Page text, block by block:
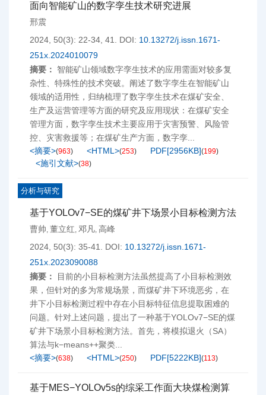
面向智能矿山的数字孪生技术研究进展
邢震
2024, 50(3): 22-34, 41.
DOI: 10.13272/j.issn.1671-
251x.2024010079
摘要：
智能矿山领域数字孪生技术的应用需面对较多复
杂性、特殊性的技术突破。阐述了数字孪生在智能矿山
领域的适用性，归纳梳理了数字孪生技术在煤矿安全、
生产及运营管理等方面的研究及应用现状：在煤矿安全
管理方面，数字孪生技术主要应用于灾害预警、风险管
控、灾害救援等；在煤矿生产方面，数字孪...
<摘要>(963) <HTML>(253) PDF[2956KB](199)
<施引文献>(38)
分析与研究
基于YOLOv7−SE的煤矿井下场景小目标检测方法
曹帅, 董立红, 邓凡, 高峰
2024, 50(3): 35-41.
DOI: 10.13272/j.issn.1671-
251x.2023090088
摘要：
目前的小目标检测方法虽然提高了小目标检测效
果，但针对的多为常规场景，而煤矿井下环境恶劣，在
井下小目标检测过程中存在小目标特征信息提取困难的
问题。针对上述问题，提出了一种基于YOLOv7−SE的煤
矿井下场景小目标检测方法。首先，将模拟退火（SA）
算法与k−means++聚类...
<摘要>(638) <HTML>(250) PDF[5222KB](113)
基于MES−YOLOv5s的综采工作面大块煤检测算